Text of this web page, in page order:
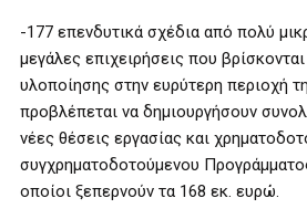
-177 επενδυτικά σχέδια από πολύ
μεγάλες επιχειρήσεις που
υλοποίησης στην ευρύτερη περιοχή
προβλέπεται να δημιουργήσουν
νέες θέσεις εργασίας και
συγχρηματοδοτούμενου
οποίοι ξεπερνούν τα 168 εκ. ευρώ.